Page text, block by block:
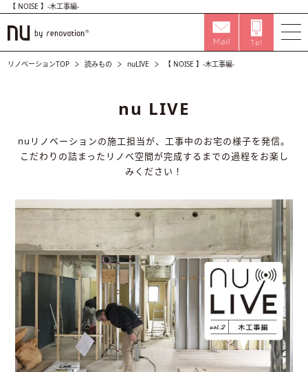
【 NOISE 】-木工事編-
リノベーションTOP 読みもの nuLIVE 【 NOISE 】-木工事編-
nu LIVE
nuリノベーションの施工担当が、工事中のお宅の様子を発信。
こだわりの詰まったリノベ空間が完成するまでの過程をお楽し
みください！